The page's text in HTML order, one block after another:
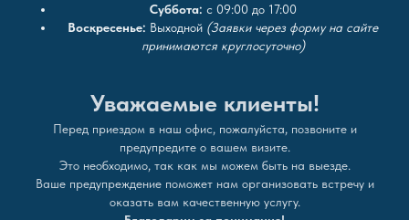
Суббота: с 09:00 до 17:00
Воскресенье: Выходной (Заявки через форму на сайте
принимаются круглосуточно)
Уважаемые клиенты!
Перед приездом в наш офис, пожалуйста, позвоните и
предупредите о вашем визите.
Это необходимо, так как мы можем быть на выезде.
Ваше предупреждение поможет нам организовать встречу и
оказать вам качественную услугу.